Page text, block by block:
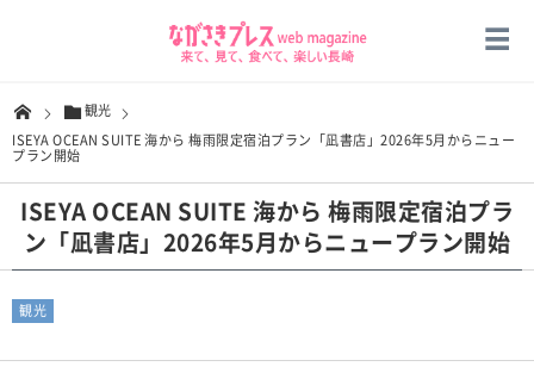
観光
ISEYA OCEAN SUITE 海から 梅雨限定宿泊プラン「凪書店」2026年5月からニュー
プラン開始
ISEYA OCEAN SUITE 海から 梅雨限定宿泊プラ
ン「凪書店」2026年5月からニュープラン開始
観光